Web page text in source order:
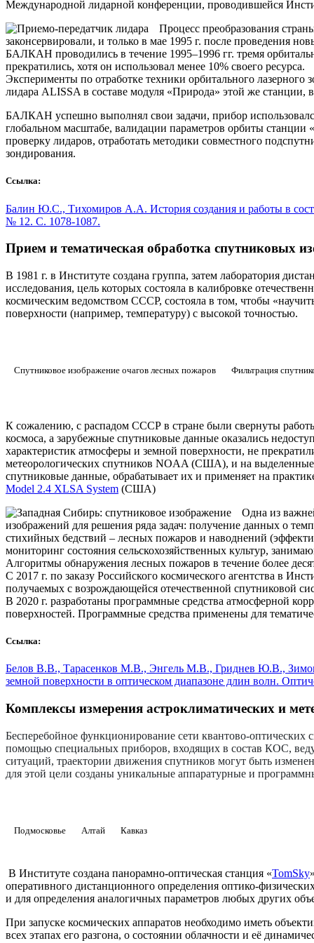
Международной лидарной конференции, проводившейся
Процесс преобразования
законсервировали, и только в мае 1995 г. после проведения
БАЛКАН проводились в течение 1995–1996 гг. тремя
прекратились, хотя он использовал менее 10% своего ресурса.
Эксперименты по отработке техники орбитального
лидара ALISSA в составе модуля «Природа» этой же станции,
БАЛКАН успешно выполнял свои задачи, прибор
глобальном масштабе, валидации параметров орбиты
проверку лидаров, отработать методики совместного
зондирования.
Ссылка:
Балин Ю.С., Тихомиров А.А. История создания и работы в
№ 12. С. 1078-1087.
Прием и тематическая обработка спутниковых
В 1981 г. в Институте создана группа, затем лаборатория
исследования, цель которых состояла в калибровке
космическим ведомством СССР, состояла в том, чтобы
поверхности (например, температуру) с высокой точностью.
Спутниковое изображение очагов лесных пожаров Фильтрация
К сожалению, с распадом СССР в стране были свернуты
космоса, а зарубежные спутниковые данные оказались
характеристик атмосферы и земной поверхности, не
метеорологических спутников NOAA (США), и на
спутниковые данные, обрабатывает их и применяет на
Model 2.4 XLSA System (США)
Одна из
изображений для решения ряда задач: получение данных о
стихийных бедствий – лесных пожаров и наводнений
мониторинг состояния сельскохозяйственных культур,
Алгоритмы обнаружения лесных пожаров в течение более
С 2017 г. по заказу Российского космического агентства в
получаемых с возрождающейся отечественной спутниковой
В 2020 г. разработаны программные средства атмосферной
поверхностей. Программные средства применены для
Ссылка:
Белов В.В., Тарасенков М.В., Энгель М.В., Гриднев Ю.В.,
земной поверхности в оптическом диапазоне длин волн.
Комплексы измерения астроклиматических и
Бесперебойное функционирование сети квантово-
помощью специальных приборов, входящих в состав КОС,
ситуаций, траектории движения спутников могут быть
для этой цели созданы уникальные аппаратурные и
Подмосковье Алтай Кавказ
В Институте создана панорамно-оптическая станция «TomSky
оперативного дистанционного определения оптико-
и для определения аналогичных параметров любых других
При запуске космических аппаратов необходимо иметь
всех этапах его разгона, о состоянии облачности и её